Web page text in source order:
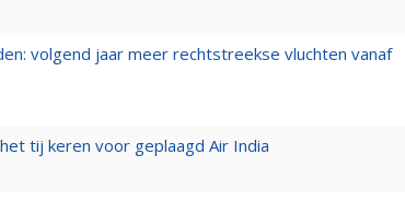
volgend jaar meer rechtstreekse vluchten vanaf
tij keren voor geplaagd Air India